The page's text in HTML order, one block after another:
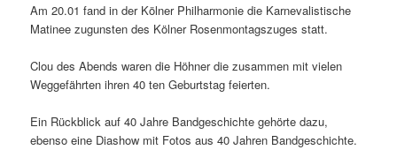
Am 20.01 fand in der Kölner Philharmonie die Karnevalistische
Matinee zugunsten des Kölner Rosenmontagszuges statt.
Clou des Abends waren die Höhner die zusammen mit vielen
Weggefährten ihren 40 ten Geburtstag feierten.
Ein Rückblick auf 40 Jahre Bandgeschichte gehörte dazu,
ebenso eine Diashow mit Fotos aus 40 Jahren Bandgeschichte.